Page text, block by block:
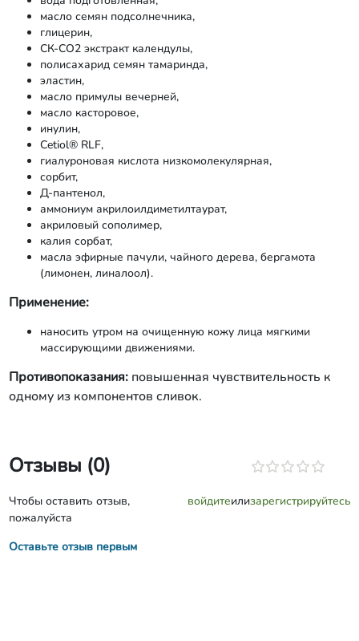
масло семян подсолнечника,
глицерин,
СК-СО2 экстракт календулы,
полисахарид семян тамаринда,
эластин,
масло примулы вечерней,
масло касторовое,
инулин,
Cetiol® RLF,
гиалуроновая кислота низкомолекулярная,
сорбит,
Д-пантенол,
аммониум акрилоилдиметилтаурат,
акриловый сополимер,
калия сорбат,
масла эфирные пачули, чайного дерева, бергамота
(лимонен, линалоол).
Применение:
наносить утром на очищенную кожу лица мягкими
массирующими движениями.
Противопоказания: повышенная чувствительность к
одному из компонентов сливок.
Отзывы (0)
Чтобы оставить отзыв,
пожалуйста
войдитеилизарегистрируйтесь
Оставьте отзыв первым